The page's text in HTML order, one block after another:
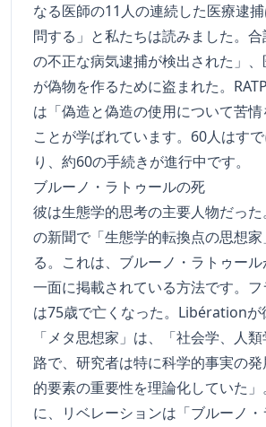
なる医師の11人の連続した医療逮
問する」と私たちは読みました。
の不正な病気逮捕が検出された」
が偽物を作るために盗まれた。
は「偽造と偽造の使用について苦情
ことが学ばれています。60人はす
り、約60の手続きが進行中です。
ブルーノ・ラトゥールの死
彼は生態学的思考の主要人物だっ
の新聞で「生態学的転換点の思想
る。これは、ブルーノ・ラトゥー
一面に掲載されている方法です。
は75歳で亡くなった。Libérationが
「メタ思想家」は、「社会学、人
路で、研究者は特に科学的事実の
的要素の重要性を理論化していた
に、リベレーションは「ブルーノ